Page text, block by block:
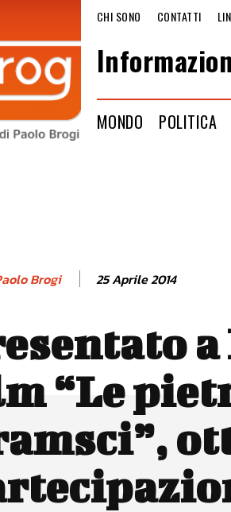
CHI SONO CONTATTI
MONDO POLITICA
Brogi 25 Aprile 2014
“Le